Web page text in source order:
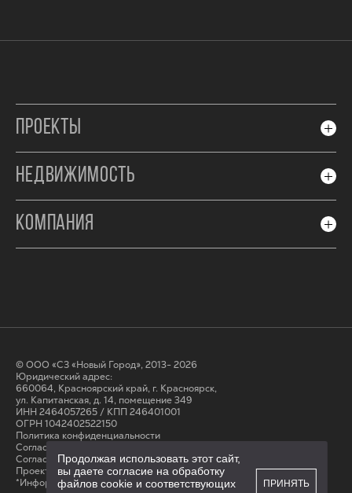
ПРОЕКТЫ
НЕДВИЖИМОСТЬ
КОМПАНИЯ
© ООО «СЗ «Новый Город», 2013- 2026
Юридический адрес:
660064, Красноярский край, г. Красноярск,
ул. Капитанская, д. 14, помещение 349
ИНН 2464057265 / КПП 246401001
ОГРН 1042402522150
Политика конфиденциальности
Согласие на обработку персональных данных
Cогласие на получение рассылки
Проектные декларации на сайте наш.дом.рф
*Информация на сайте не является публичной офертой
Продолжая использовать этот сайт,
вы даете согласие на обработку
файлов cookie и соответствующих
ПРИНЯТЬ